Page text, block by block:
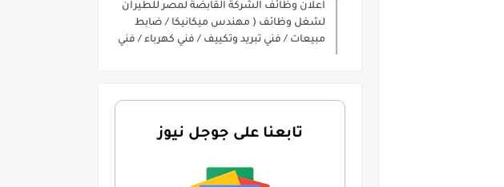
اعلان وظائف الشركة القابضة لمصر للطيران
لشغل وظائف ( مهندس ميكانيكا / ضابط
مبيعات / فني تبريد وتكييف / فني كهرباء / فني
تابعنا على جوجل نيوز